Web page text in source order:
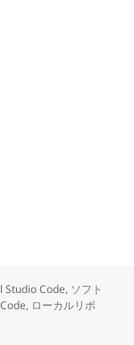
Studio Code, ソフト
, ローカルリポ